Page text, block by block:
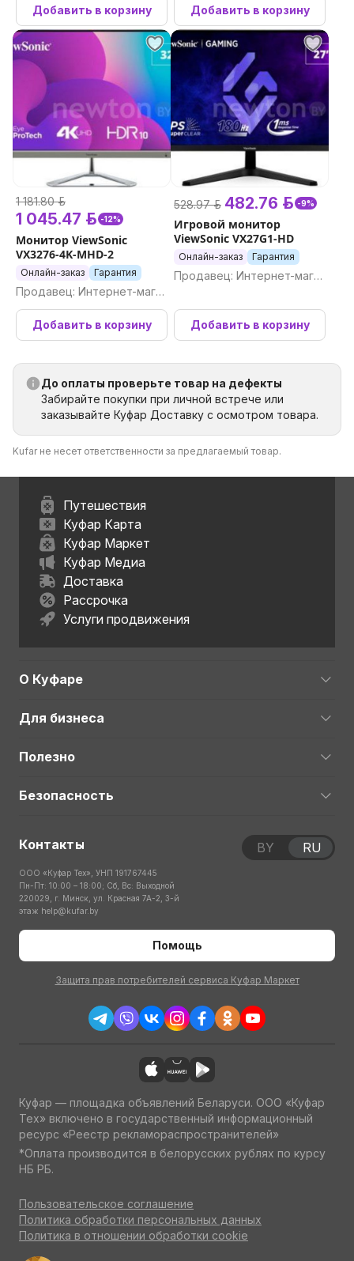
Добавить в корзину
Добавить в корзину
1 181.80 р.
1 045.47 р. -12%
Монитор ViewSonic
VX3276-4K-MHD-2
Онлайн-заказ Гарантия
Продавец: Интернет-магаз
ин Newton.by
Добавить в корзину
528.97 р. 482.76 р. -9%
Игровой монитор
ViewSonic VX27G1-HD
Онлайн-заказ Гарантия
Продавец: Интернет-магаз
Добавить в корзину
До оплаты проверьте товар на дефекты
Забирайте покупки при личной встрече или
заказывайте Куфар Доставку с осмотром товара.
Kufar не несет ответственности за предлагаемый товар.
Путешествия
Куфар Карта
Куфар Маркет
Куфар Медиа
Доставка
Рассрочка
Услуги продвижения
О Куфаре
Для бизнеса
Полезно
Безопасность
Контакты
ООО «Куфар Тех», УНП 191767445
Пн-Пт: 10:00 – 18:00; Сб, Вс: Выходной
220029, г. Минск, ул. Красная 7А-2, 3-й
этаж help@kufar.by
Помощь
Защита прав потребителей сервиса Куфар Маркет
BY RU
Куфар — площадка объявлений Беларуси. ООО «Куфар
Тех» включено в государственный информационный
ресурс «Реестр рекламораспространителей»
*Оплата производится в белорусских рублях по курсу
НБ РБ.
Пользовательское соглашение
Политика обработки персональных данных
Политика в отношении обработки cookie